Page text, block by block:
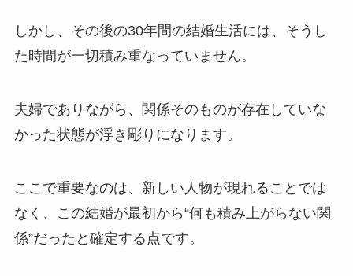
しかし、その後の30年間の結婚生活には、そうし
た時間が一切積み重なっていません。
夫婦でありながら、関係そのものが存在していな
かった状態が浮き彫りになります。
ここで重要なのは、新しい人物が現れることでは
なく、この結婚が最初から“何も積み上がらない関
係”だったと確定する点です。